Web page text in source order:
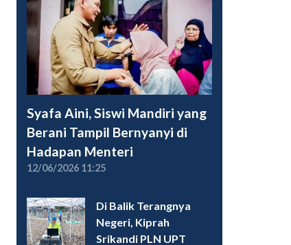
Syafa Aini, Siswi Mandiri yang
Berani Tampil Bernyanyi di
Hadapan Menteri
12/06/2026 11:25
Di Balik Terangnya
Negeri, Kiprah
Srikandi PLN UPT